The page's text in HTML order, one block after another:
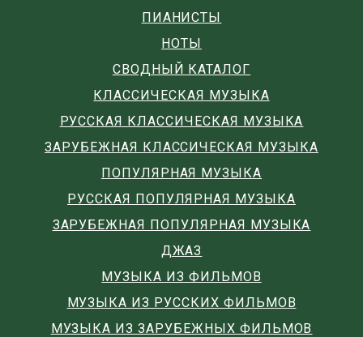
ПИАНИСТЫ
НОТЫ
СВОДНЫЙ КАТАЛОГ
КЛАССИЧЕСКАЯ МУЗЫКА
РУССКАЯ КЛАССИЧЕСКАЯ МУЗЫКА
ЗАРУБЕЖНАЯ КЛАССИЧЕСКАЯ МУЗЫКА
ПОПУЛЯРНАЯ МУЗЫКА
РУССКАЯ ПОПУЛЯРНАЯ МУЗЫКА
ЗАРУБЕЖНАЯ ПОПУЛЯРНАЯ МУЗЫКА
ДЖАЗ
МУЗЫКА ИЗ ФИЛЬМОВ
МУЗЫКА ИЗ РУССКИХ ФИЛЬМОВ
МУЗЫКА ИЗ ЗАРУБЕЖНЫХ ФИЛЬМОВ